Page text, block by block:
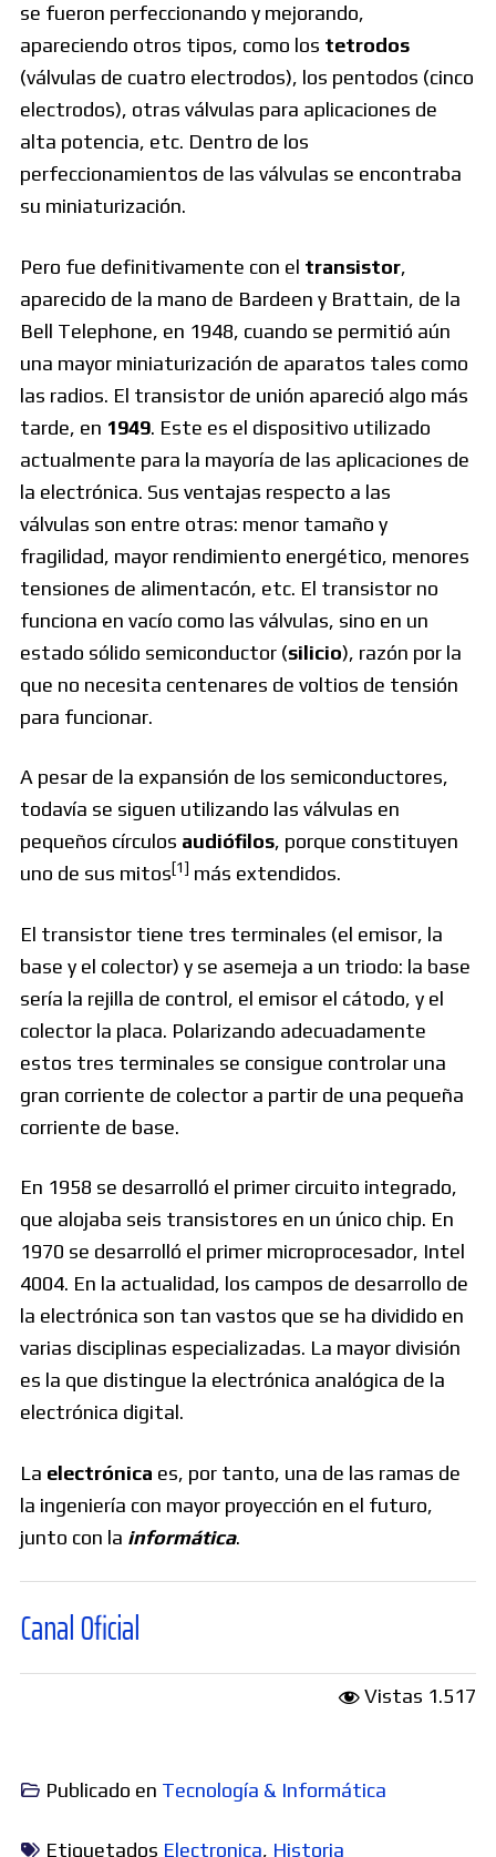
se fueron perfeccionando y mejorando,
apareciendo otros tipos, como los tetrodos
(válvulas de cuatro electrodos), los pentodos (cinco
electrodos), otras válvulas para aplicaciones de
alta potencia, etc. Dentro de los
perfeccionamientos de las válvulas se encontraba
su miniaturización.
Pero fue definitivamente con el transistor,
aparecido de la mano de Bardeen y Brattain, de la
Bell Telephone, en 1948, cuando se permitió aún
una mayor miniaturización de aparatos tales como
las radios. El transistor de unión apareció algo más
tarde, en 1949. Este es el dispositivo utilizado
actualmente para la mayoría de las aplicaciones de
la electrónica. Sus ventajas respecto a las
válvulas son entre otras: menor tamaño y
fragilidad, mayor rendimiento energético, menores
tensiones de alimentacón, etc. El transistor no
funciona en vacío como las válvulas, sino en un
estado sólido semiconductor (silicio), razón por la
que no necesita centenares de voltios de tensión
para funcionar.
A pesar de la expansión de los semiconductores,
todavía se siguen utilizando las válvulas en
pequeños círculos audiófilos, porque constituyen
uno de sus mitos[1] más extendidos.
El transistor tiene tres terminales (el emisor, la
base y el colector) y se asemeja a un triodo: la base
sería la rejilla de control, el emisor el cátodo, y el
colector la placa. Polarizando adecuadamente
estos tres terminales se consigue controlar una
gran corriente de colector a partir de una pequeña
corriente de base.
En 1958 se desarrolló el primer circuito integrado,
que alojaba seis transistores en un único chip. En
1970 se desarrolló el primer microprocesador, Intel
4004. En la actualidad, los campos de desarrollo de
la electrónica son tan vastos que se ha dividido en
varias disciplinas especializadas. La mayor división
es la que distingue la electrónica analógica de la
electrónica digital.
La electrónica es, por tanto, una de las ramas de
la ingeniería con mayor proyección en el futuro,
junto con la informática.
Oficial
Vistas 1.517
Publicado en Tecnología & Informática
Etiquetados Electronica, Historia